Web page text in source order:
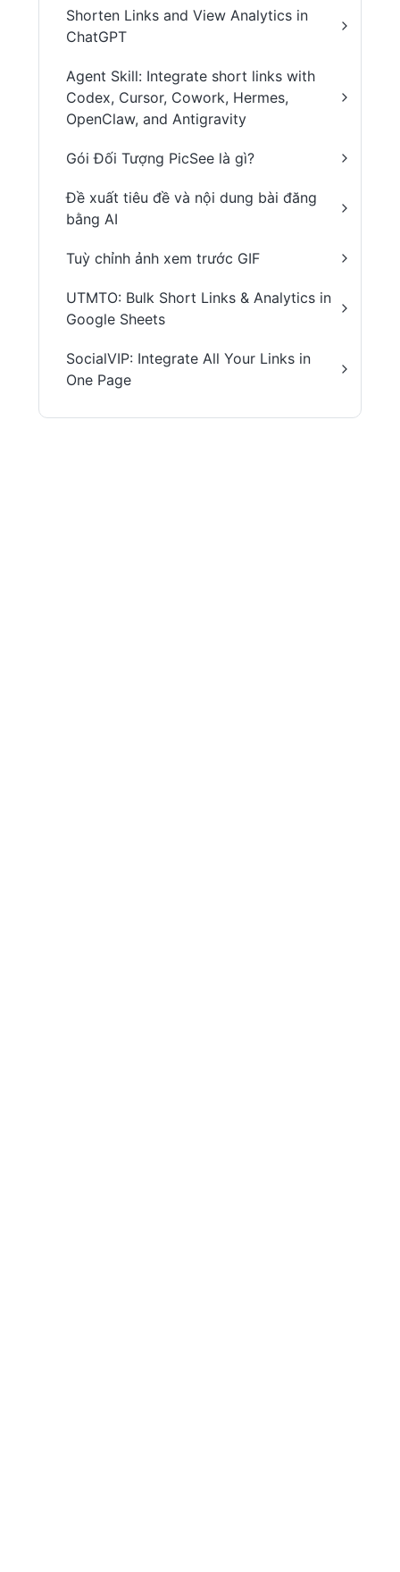
Shorten Links and View Analytics in
ChatGPT
Agent Skill: Integrate short links with
Codex, Cursor, Cowork, Hermes,
OpenClaw, and Antigravity
Gói Đối Tượng PicSee là gì?
Đề xuất tiêu đề và nội dung bài đăng
bằng AI
Tuỳ chỉnh ảnh xem trước GIF
UTMTO: Bulk Short Links & Analytics in
Google Sheets
SocialVIP: Integrate All Your Links in
One Page